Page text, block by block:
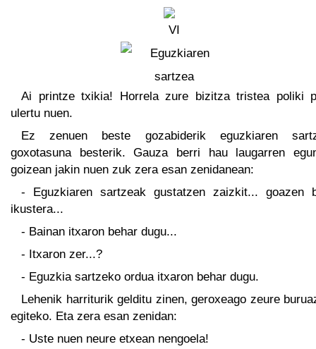
Ai printze txikia! Horrela zure bizitza tristea poliki
ulertu nuen.
Ez zenuen beste gozabiderik eguzkiaren
goxotasuna besterik. Gauza berri hau laugarren
goizean jakin nuen zuk zera esan zenidanean:
- Eguzkiaren sartzeak gustatzen zaizkit... goazen
ikustera...
- Bainan itxaron behar dugu...
- Itxaron zer...?
- Eguzkia sartzeko ordua itxaron behar dugu.
Lehenik harriturik gelditu zinen, geroxeago zeure
egiteko. Eta zera esan zenidan:
- Uste nuen neure etxean nengoela!